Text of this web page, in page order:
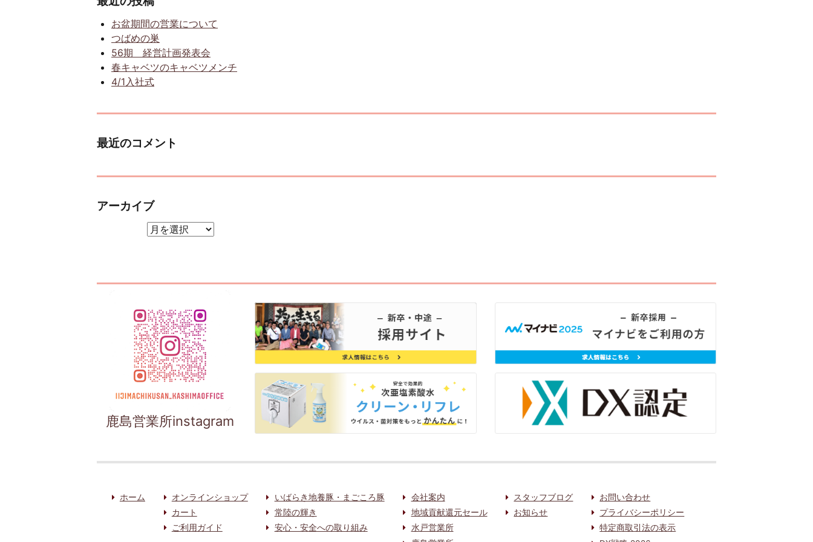
お盆期間の営業について
つばめの巣
56期 経営計画発表会
春キャベツのキャベツメンチ
4/1入社式
最近のコメント
アーカイブ
鹿島営業所instagram
ホーム
オンラインショップ
カート
ご利用ガイド
いばらき地養豚・まごころ豚
常陸の輝き
安心・安全への取り組み
会社案内
地域貢献還元セール
水戸営業所
スタッフブログ
お知らせ
お問い合わせ
プライバシーポリシー
特定商取引法の表示